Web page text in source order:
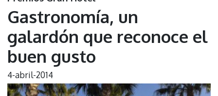
Gastronomía, un
galardón que reconoce el
buen gusto
4-abril-2014